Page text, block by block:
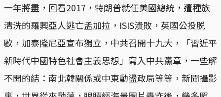
一年將盡，回看2017，特朗普就任美國總統，遭種族
清洗的羅興亞人逃亡孟加拉，ISIS潰敗，英國公投脱
歐，加泰隆尼亞宣布獨立，中共召開十九大，「習近平
新時代中國特色社會主義思想」寫入中共黨章，一些解
不開的結：南北韓關係或中東動盪政局等等，新聞攝影